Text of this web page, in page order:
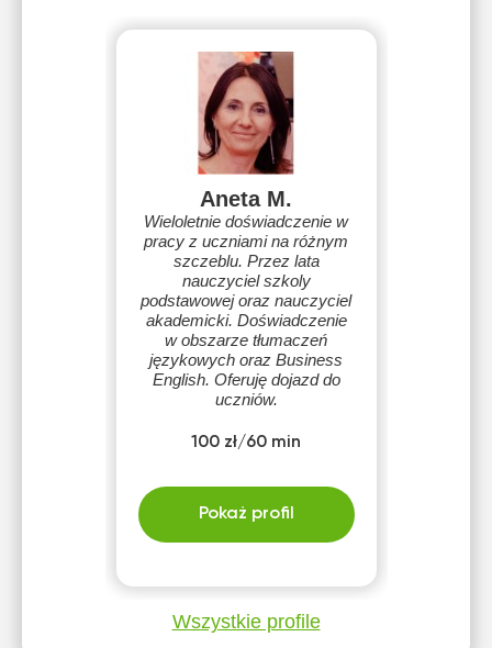
Aneta M.
Wieloletnie doświadczenie w
pracy z uczniami na różnym
szczeblu. Przez lata
nauczyciel szkoly
podstawowej oraz nauczyciel
akademicki. Doświadczenie
w obszarze tłumaczeń
językowych oraz Business
English. Oferuję dojazd do
uczniów.
100 zł/60 min
Pokaż profil
Wszystkie profile